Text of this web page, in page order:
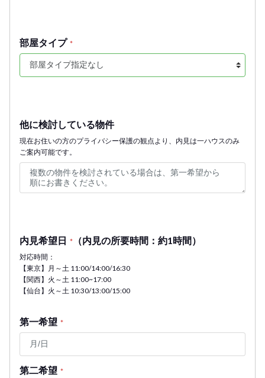
部屋タイプ *
他に検討している物件
現在お住いの方のプライバシー保護の観点より、内見は一ハウスのみ
ご案内可能です。
内見希望日 * （内見の所要時間：約1時間）
対応時間：
【東京】月～土 11:00/14:00/16:30
【関西】火～土 11:00~17:00
【仙台】火～土 10:30/13:00/15:00
第一希望 *
第二希望 *